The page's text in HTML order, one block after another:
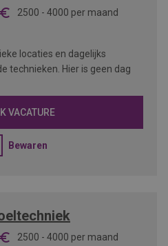
2500 - 4000 per maand
locaties en dagelijks
technieken. Hier is geen dag
VACATURE
Bewaren
2500 - 4000 per maand